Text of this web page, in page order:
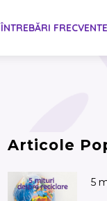
ÎNTREBĂRI FRECVENTE
Articole
5